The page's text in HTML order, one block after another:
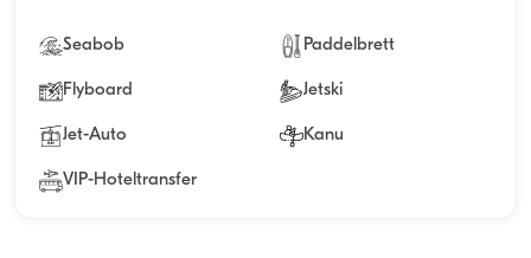
Seabob Paddelbrett
Flyboard Jetski
Jet-Auto Kanu
VIP-Hoteltransfer